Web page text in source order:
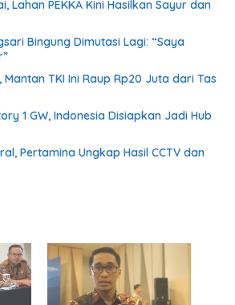
Lahan PEKKA Kini Hasilkan Sayur dan
Bingung Dimutasi Lagi: “Saya
TKI Ini Raup Rp20 Juta dari Tas
1 GW, Indonesia Disiapkan Jadi Hub
Pertamina Ungkap Hasil CCTV dan